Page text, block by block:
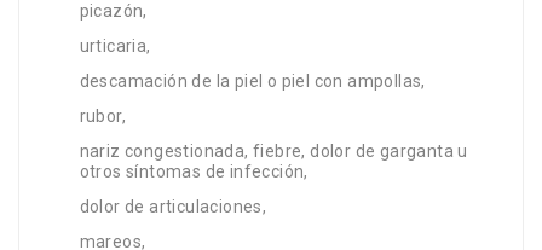
picazón,
urticaria,
descamación de la piel o piel con ampollas,
rubor,
nariz congestionada, fiebre, dolor de garganta u
otros síntomas de infección,
dolor de articulaciones,
mareos,